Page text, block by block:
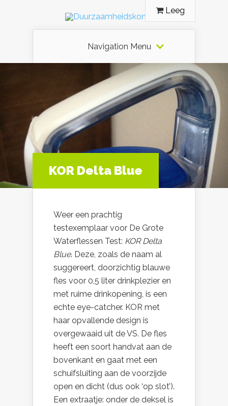
Leeg
Navigation Menu
KOR Delta Blue
Weer een prachtig
testexemplaar voor De Grote
Waterflessen Test: KOR Delta
Blue. Deze, zoals de naam al
suggereert, doorzichtig blauwe
fles voor 0,5 liter drinkplezier en
met ruime drinkopening, is een
echte eye-catcher. KOR met
haar opvallende design is
overgewaaid uit de VS. De fles
heeft een soort handvat aan de
bovenkant en gaat met een
schuifsluiting aan de voorzijde
open en dicht (dus ook ‘op slot’).
Een extraatje: onder de deksel is